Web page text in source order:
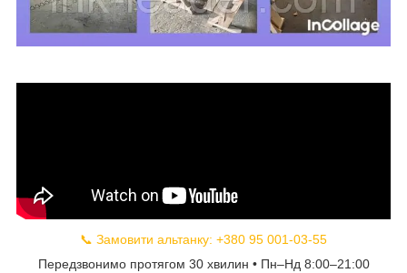
📞 Замовити альтанку: +380 95 001-03-55
Передзвонимо протягом 30 хвилин • Пн–Нд 8:00–21:00